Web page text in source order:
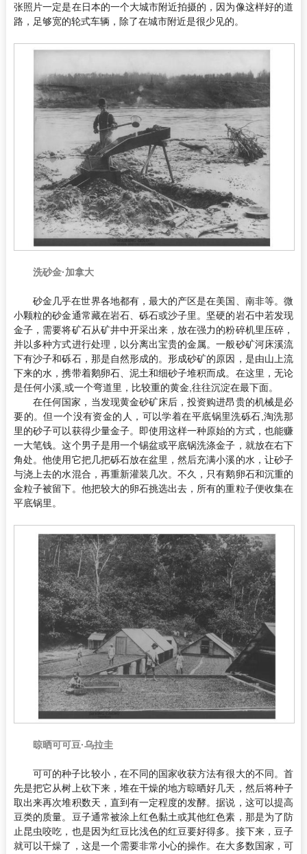
张照片一定是在日本的一个大城市附近拍摄的，因为像这样好的道
路，足够宽的轮式车辆，除了在城市附近是很少见的。
洗砂金·加拿大
砂金几乎在世界各地都有，最大的产区是在美国、南非等。微
小颗粒的砂金通常藏在岩石、砾石或沙子里。坚硬的岩石中若发现
金子，需要将矿石从矿井中开采出来，放在强力的粉碎机里压碎，
并以多种方式进行处理，以分离出宝贵的金属。一般砂矿河床溪流
下有沙子和砾石，那是自然形成的。形成砂矿的原因，是由山上流
下来的水，携带着鹅卵石、泥土和细砂子堆积而成。在这里，无论
是任何小溪,或一个弯道里，比较重的黄金,往往沉淀在最下面。
在任何国家，当发现黄金砂矿床后，投资购进昂贵的机械是必
要的。但一个没有资金的人，可以学着在平底锅里洗砾石,淘洗那
里的砂子可以获得少量金子。即使用这样一种原始的方式，也能赚
一大笔钱。这个男子是用一个锡盆或平底锅洗涤金子，就放在右下
角处。他使用它把几把砾石放在盆里，然后充满小溪的水，让砂子
与浇上去的水混合，再重新灌装几次。不久，只有鹅卵石和沉重的
金粒子被留下。他把较大的卵石挑选出去，所有的重粒子便收集在
平底锅里。
晾晒可可豆·乌拉圭
可可的种子比较小，在不同的国家收获方法有很大的不同。首
先是把它从树上砍下来，堆在干燥的地方晾晒好几天，然后将种子
取出来再次堆积数天，直到有一定程度的发酵。据说，这可以提高
豆类的质量。豆子通常被涂上红色黏土或其他红色素，那是为了防
止昆虫咬吃，也是因为红豆比浅色的红豆要好得多。接下来，豆子
就可以干燥了，这是一个需要非常小心的操作。在大多数国家，可